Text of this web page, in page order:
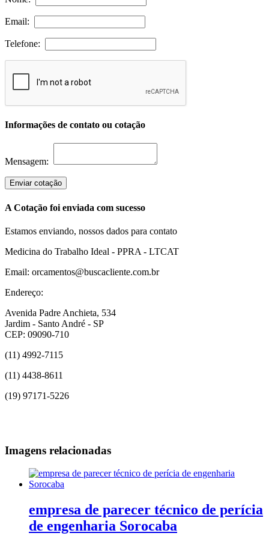
Email:
Telefone:
Informações de contato ou cotação
Mensagem:
Enviar cotação
A Cotação foi enviada com sucesso
Estamos enviando, nossos dados para contato
Medicina do Trabalho Ideal - PPRA - LTCAT
Email: orcamentos@buscacliente.com.br
Endereço:
Avenida Padre Anchieta, 534
Jardim - Santo André - SP
CEP: 09090-710
(11) 4992-7115
(11) 4438-8611
(19) 97171-5226
Imagens relacionadas
empresa de parecer técnico de perícia
de engenharia Sorocaba